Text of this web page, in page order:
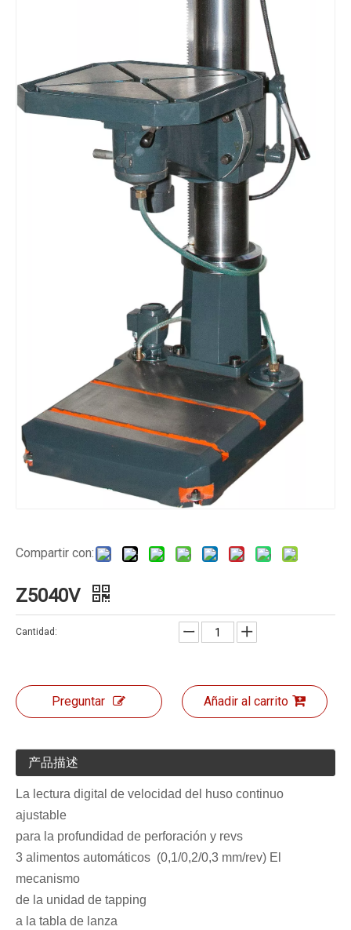
Compartir con:
Z5040V
Cantidad:
Preguntar Añadir al carrito
产品描述
La lectura digital de velocidad del huso continuo
ajustable
para la profundidad de perforación y revs
3 alimentos automáticos (0,1/0,2/0,3 mm/rev) El
mecanismo
de la unidad de tapping
a la tabla de lanza